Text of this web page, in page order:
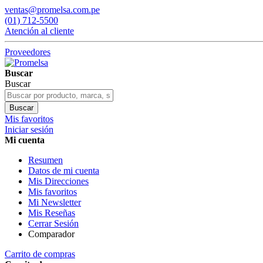
ventas@promelsa.com.pe
(01) 712-5500
Atención al cliente
Proveedores
Buscar
Buscar
Buscar
Mis favoritos
Iniciar sesión
Mi cuenta
Resumen
Datos de mi cuenta
Mis Direcciones
Mis favoritos
Mi Newsletter
Mis Reseñas
Cerrar Sesión
Comparador
Carrito de compras